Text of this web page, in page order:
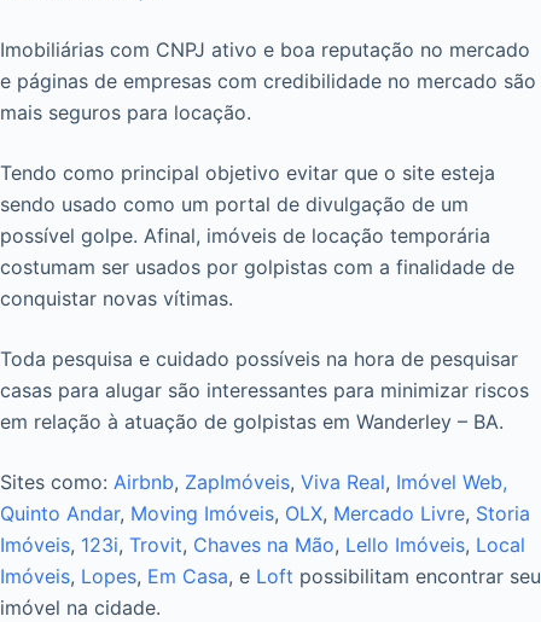
Imobiliárias com CNPJ ativo e boa reputação no mercado
e páginas de empresas com credibilidade no mercado são
mais seguros para locação.
Tendo como principal objetivo evitar que o site esteja
sendo usado como um portal de divulgação de um
possível golpe. Afinal, imóveis de locação temporária
costumam ser usados por golpistas com a finalidade de
conquistar novas vítimas.
Toda pesquisa e cuidado possíveis na hora de pesquisar
casas para alugar são interessantes para minimizar riscos
em relação à atuação de golpistas em Wanderley – BA.
Sites como: Airbnb, ZapImóveis, Viva Real, Imóvel Web,
Quinto Andar, Moving Imóveis, OLX, Mercado Livre, Storia
Imóveis, 123i, Trovit, Chaves na Mão, Lello Imóveis, Local
Imóveis, Lopes, Em Casa, e Loft possibilitam encontrar seu
imóvel na cidade.